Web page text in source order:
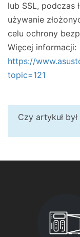
lub SSL, podczas
używanie
celu ochrony
Więcej informacji:
https://
topic=121
Czy artykuł